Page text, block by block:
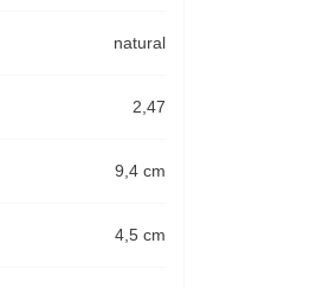
natural
2,47
9,4 cm
4,5 cm